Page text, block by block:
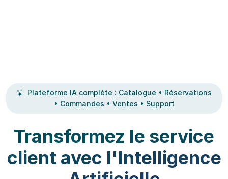
Plateforme IA complète : Catalogue • Réservations
• Commandes • Ventes • Support
Transformez le service
client avec l'Intelligence